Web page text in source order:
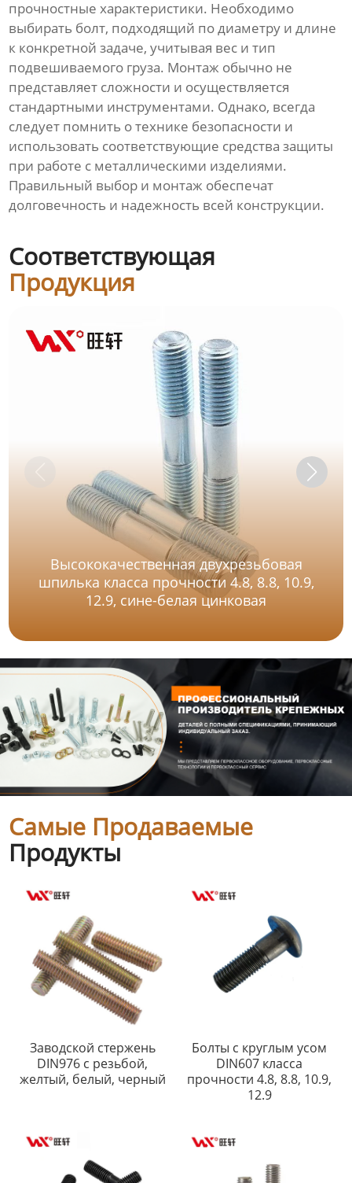
прочностные характеристики. Необходимо
выбирать болт, подходящий по диаметру и длине
к конкретной задаче, учитывая вес и тип
подвешиваемого груза. Монтаж обычно не
представляет сложности и осуществляется
стандартными инструментами. Однако, всегда
следует помнить о технике безопасности и
использовать соответствующие средства защиты
при работе с металлическими изделиями.
Правильный выбор и монтаж обеспечат
долговечность и надежность всей конструкции.
Соответствующая
Продукция
Высококачественная двухрезьбовая
шпилька класса прочности 4.8, 8.8, 10.9,
12.9, сине-белая цинковая
Самые Продаваемые
Продукты
Заводской стержень
DIN976 с резьбой,
желтый, белый, черный
Болты с круглым усом
DIN607 класса
прочности 4.8, 8.8, 10.9,
12.9